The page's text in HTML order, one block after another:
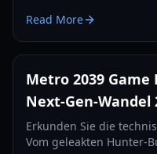
Hardware, die für das
wird.
Read More
Metro 2039 Game
Next-Gen-Wandel
Erkunden Sie die
Vom geleakten Hunter-